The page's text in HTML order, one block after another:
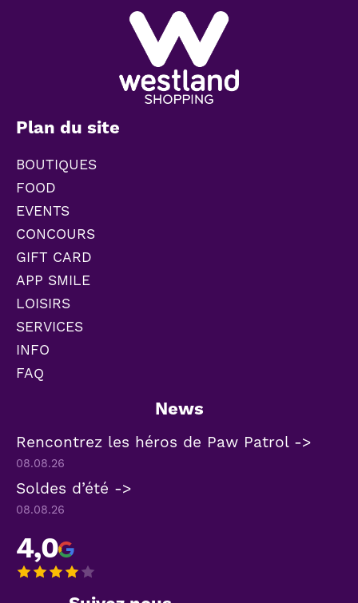
Plan du site
BOUTIQUES
FOOD
EVENTS
CONCOURS
GIFT CARD
APP SMILE
LOISIRS
SERVICES
INFO
FAQ
News
Rencontrez les héros de Paw Patrol ->
08.08.26
Soldes d’été ->
08.08.26
4,0